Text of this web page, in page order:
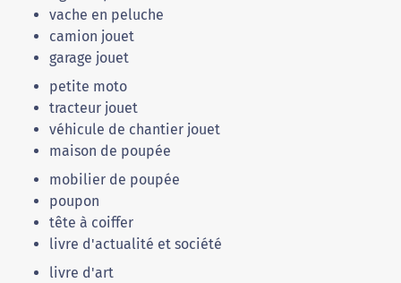
vache en peluche
camion jouet
garage jouet
petite moto
tracteur jouet
véhicule de chantier jouet
maison de poupée
mobilier de poupée
poupon
tête à coiffer
livre d'actualité et société
livre d'art